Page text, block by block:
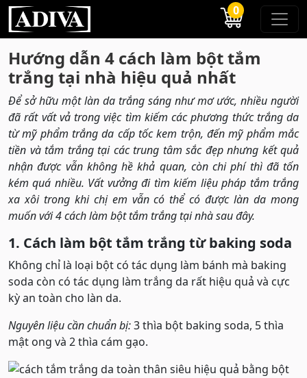
0
Hướng dẫn 4 cách làm bột tắm
trắng tại nhà hiệu quả nhất
Để sở hữu một làn da trắng sáng như mơ ước, nhiều người
đã rất vất vả trong việc tìm kiếm các phương thức trắng da
từ mỹ phẩm trắng da cấp tốc kem trộn, đến mỹ phẩm mắc
tiền và tắm trắng tại các trung tâm sắc đẹp nhưng kết quả
nhận được vẫn không hề khả quan, còn chi phí thì đã tốn
kém quá nhiều. Vất vưởng đi tìm kiếm liệu pháp tắm trắng
xa xôi trong khi chị em vẫn có thể có được làn da mong
muốn với 4 cách làm bột tắm trắng tại nhà sau đây.
1. Cách làm bột tắm trắng từ baking soda
Không chỉ là loại bột có tác dụng làm bánh mà baking
soda còn có tác dụng làm trắng da rất hiệu quả và cực
kỳ an toàn cho làn da.
Nguyên liệu cần chuẩn bị:3 thìa bột baking soda, 5 thìa
mật ong và 2 thìa cám gạo.